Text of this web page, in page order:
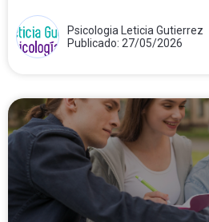
Psicologia Leticia Gutierrez
Publicado: 27/05/2026